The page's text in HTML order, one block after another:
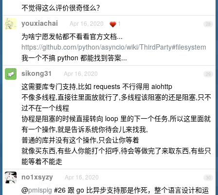
不觉得这么评价很奇怪么？
28
youxiachai Apr 16, 2020 1
为啥宁愿发帖都不看看官方文档...
https://github.com/python/asyncio/wiki/ThirdParty#filesystem
我一个不搞 python 都能找到答案...
29
sikong31 Apr 16, 2020
这需要库专门支持,比如 requests 不行得用 aiohttp
不像多线程,直接往里面放就行了,多线程该阻塞的还是阻塞,只不
过不在一个线程
协程是阻塞的时候直接转向 loop 里的下一个任务,所以这里面就
有一个操作,就是告诉系统你待会儿来找我,
普通的库并没有这个操作,只会让你等着
就像买东西,有些人你能打个招呼,待会等做完了来取东西,有些只
能等着不能走
30
no1xsyzy Apr 16, 2020
@pmispig #26 跟 go 比异步支持那是作死，整个语言设计和运